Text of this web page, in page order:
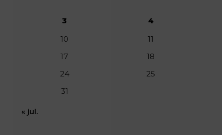
3
4
10
11
17
18
24
25
31
« jul.